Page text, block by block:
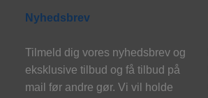
Nyhedsbrev
Tilmeld dig vores nyhedsbrev og
eksklusive tilbud og få tilbud på
mail før andre gør. Vi vil holde